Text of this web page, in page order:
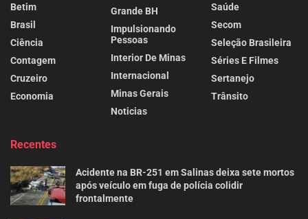
Betim
Brasil
Ciência
Contagem
Cruzeiro
Economia
Grande BH
Impulsionando
Pessoas
Interior De Minas
Internacional
Minas Gerais
Noticias
Saúde
Secom
Seleção Brasileira
Séries E Filmes
Sertanejo
Trânsito
Recentes
Acidente na BR-251 em Salinas deixa sete mortos
após veículo em fuga de polícia colidir
frontalmente